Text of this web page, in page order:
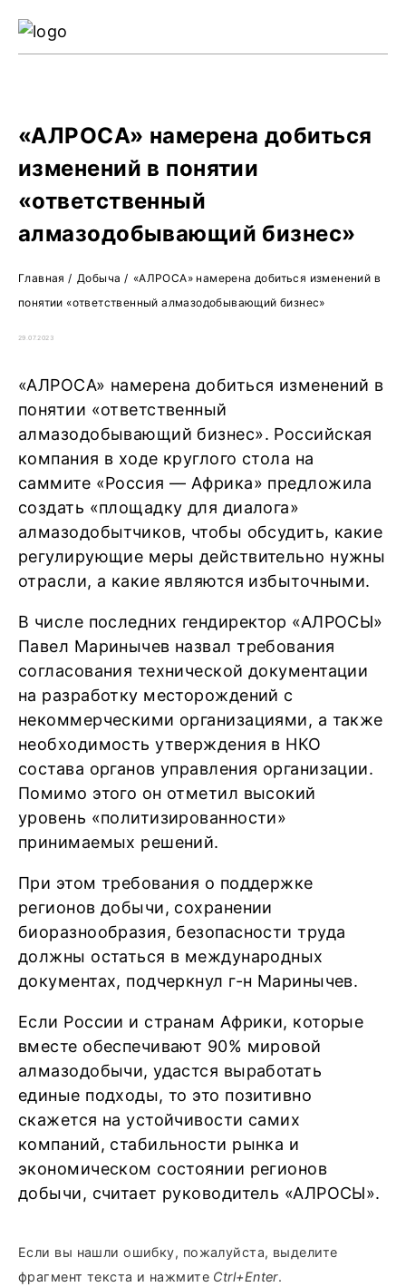
«АЛРОСА» намерена добиться
изменений в понятии
«ответственный
алмазодобывающий бизнес»
Главная / Добыча / «АЛРОСА» намерена добиться изменений в
понятии «ответственный алмазодобывающий бизнес»
29.07.2023
«АЛРОСА» намерена добиться изменений в
понятии «ответственный
алмазодобывающий бизнес». Российская
компания в ходе круглого стола на
саммите «Россия — Африка» предложила
создать «площадку для диалога»
алмазодобытчиков, чтобы обсудить, какие
регулирующие меры действительно нужны
отрасли, а какие являются избыточными.
В числе последних гендиректор «АЛРОСЫ»
Павел Маринычев назвал требования
согласования технической документации
на разработку месторождений с
некоммерческими организациями, а также
необходимость утверждения в НКО
состава органов управления организации.
Помимо этого он отметил высокий
уровень «политизированности»
принимаемых решений.
При этом требования о поддержке
регионов добычи, сохранении
биоразнообразия, безопасности труда
должны остаться в международных
документах, подчеркнул г-н Маринычев.
Если России и странам Африки, которые
вместе обеспечивают 90% мировой
алмазодобычи, удастся выработать
единые подходы, то это позитивно
скажется на устойчивости самих
компаний, стабильности рынка и
экономическом состоянии регионов
добычи, считает руководитель «АЛРОСЫ».
Если вы нашли ошибку, пожалуйста, выделите
фрагмент текста и нажмите Ctrl+Enter.